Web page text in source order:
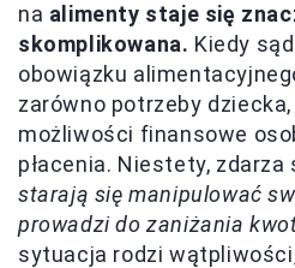
na alimenty staje się
skomplikowana. Kiedy
obowiązku
zarówno potrzeby
możliwości finansowe
płacenia. Niestety, zdarza
starają się manipulować
prowadzi do zaniżania
sytuacja rodzi